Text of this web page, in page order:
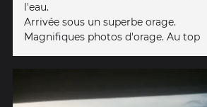
l'eau.
Arrivée sous un superbe orage.
Magnifiques photos d'orage. Au top